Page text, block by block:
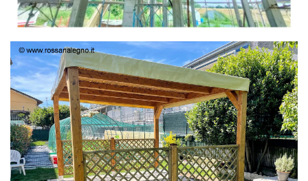
TETTO IN ABETE LAMELLARE PRETAGLIATO